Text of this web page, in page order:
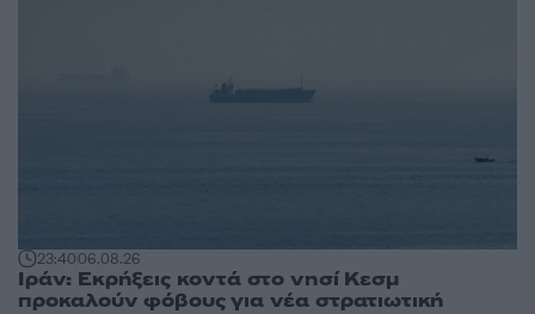
23:4006.08.26
Ιράν: Εκρήξεις κοντά στο νησί Κεσμ
προκαλούν φόβους για νέα στρατιωτική